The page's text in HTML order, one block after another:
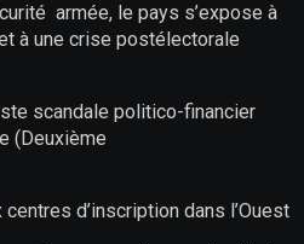
armée, le pays s’expose à
à une crise postélectorale
scandale politico-financier
(Deuxième
d’inscription dans l’Ouest